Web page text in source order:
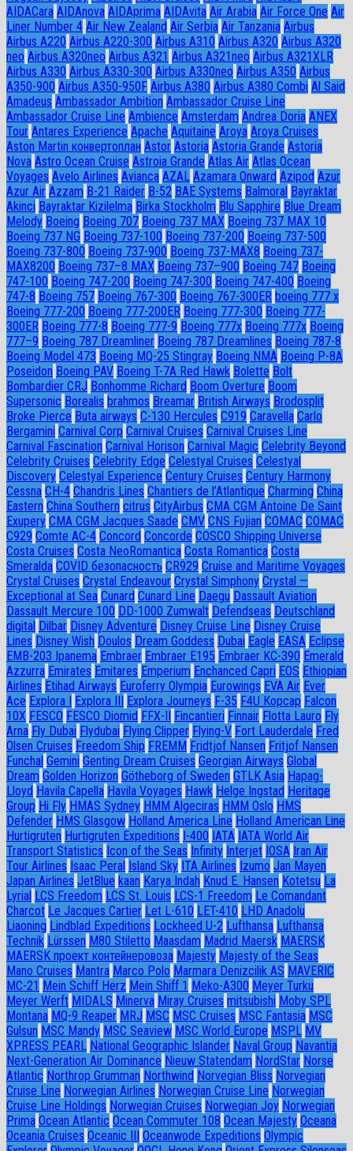
AIDACara AIDAnova AIDAprima AIDAvita Air Arabia Air Force One Air
Liner Number 4 Air New Zealand Air Serbia Air Tanzania Airbus
Airbus A220 Airbus A220-300 Airbus A310 Airbus A320 Airbus A320
neo Airbus A320neo Airbus A321 Airbus A321neo Airbus A321XLR
Airbus A330 Airbus A330-300 Airbus A330neo Airbus A350 Airbus
A350-900 Airbus A350-950F Airbus A380 Airbus A380 Combi Al Said
Amadeus Ambassador Ambition Ambassador Cruise Line
Ambassador Сruise Line Ambience Amsterdam Andrea Doria ANEX
Tour Antares Experience Apache Aquitaine Aroya Aroya Cruises
Aston Martin конвертоплан Astor Astoria Astoria Grande Astoria
Nova Astro Ocean Cruise Astroia Grande Atlas Air Atlas Ocean
Voyages Avelo Airlines Avianca AZAL Azamara Onward Azipod Azur
Azur Air Azzam B-21 Raider B-52 BAE Systems Balmoral Bayraktar
Akinci Bayraktar Kizilelma Birka Stockholm Blu Sapphire Blue Dream
Melody Boeing Boeing 707 Boeing 737 MAX Boeing 737 MAX 10
Boeing 737 NG Boeing 737-100 Boeing 737-200 Boeing 737-500
Boeing 737-800 Boeing 737-900 Boeing 737-MAX8 Boeing 737-
MAX8200 Boeing 737–8 MAX Boeing 737–900 Boeing 747 Boeing
747-100 Boeing 747-200 Boeing 747-300 Boeing 747-400 Boeing
747-8 Boeing 757 Boeing 767-300 Boeing 767-300ER boeing 777 x
Boeing 777-200 Boeing 777-200ER Boeing 777-300 Boeing 777-
300ER Boeing 777-8 Boeing 777-9 Boeing 777x Boeing 777х Boeing
777–9 Boeing 787 Dreamliner Boeing 787 Dreamlines Boeing 787-8
Boeing Model 473 Boeing MQ-25 Stingray Boeing NMA Boeing P-8A
Poseidon Boeing PAV Boeing T-7A Red Hawk Bolette Bolt
Bombardier CRJ Bonhomme Richard Boom Overture Boom
Supersonic Borealis brahmos Breamar British Airways Brodosplit
Broke Pierce Buta airways C-130 Hercules C919 Caravella Carlo
Bergamini Carnival Corp Carnival Cruises Carnival Cruises Line
Carnival Fascination Carnival Horison Carnival Magic Celebrity Beyond
Celebrity Cruises Celebrity Edge Celestyal Cruises Celestyal
Discovery Celestyal Experience Century Cruises Century Harmony
Cessna CH-4 Chandris Lines Chantiers de l’Atlantique Charming China
Eastern China Southern citrus CityAirbus CMA CGM Antoine De Saint
Exupery CMA CGM Jacques Saade CMV CNS Fujian COMAC COMAC
C929 Comte AC-4 Concord Concorde COSCO Shipping Universe
Costa Cruises Costa NeoRomantica Costa Romantica Costa
Smeralda COVID безопасность CR929 Cruise and Maritime Voyages
Crystal Cruises Crystal Endeavour Crystal Simphony Crystal —
Exceptional at Sea Cunard Cunard Line Daegu Dassault Aviation
Dassault Mercure 100 DD-1000 Zumwalt Defendseas Deutschland
digital Dilbar Disney Adventure Disney Cruise Line Disney Cruise
Lines Disney Wish Doulos Dream Goddess Dubai Eagle EASA Eclipse
EMB-203 Ipanema Embraer Embraer E195 Embraer KC-390 Emerald
Azzurra Emirates Emitares Emperium Enchanced Capri EOS Ethiopian
Airlines Etihad Airways Euroferry Olympia Eurowings EVA Air Ever
Ace Explora I Explora III Explora Journeys F-35 F4U Корсар Falcon
10X FESCO FESCO Diomid FFX-II Fincantieri Finnair Flotta Lauro Fly
Arna Fly Dubai Flydubai Flying Clipper Flying-V Fort Lauderdale Fred
Olsen Cruises Freedom Ship FREMM Fridtjof Nansen Fritjof Nansen
Funchal Gemini Genting Dream Cruises Georgian Airways Global
Dream Golden Horizon Götheborg of Sweden GTLK Asia Hapag-
Lloyd Havila Capella Havila Voyages Hawk Helge Ingstad Heritage
Group Hi Fly HMAS Sydney HMM Algeciras HMM Oslo HMS
Defender HMS Glasgow Holland America Line Holland American Line
Hurtigruten Hurtigruten Expeditions I-400 IATA IATA World Air
Transport Statistics Icon of the Seas Infinity Interjet IOSA Iran Air
Tour Airlines Isaac Peral Island Sky ITA Airlines Izumo Jan Mayen
Japan Airlines JetBlue kaan Karya Indah Knud E. Hansen Kotetsu La
Lyrial LCS Freedom LCS St. Louis LCS-1 Freedom Le Comandant
Charcot Le Jacques Cartier Let L-610 LET-410 LHD Anadolu
Liaoning Lindblad Expeditions Lockheed U-2 Lufthansa Lufthansa
Technik Lürssen M80 Stiletto Maasdam Madrid Maersk MAERSK
MAERSK проект контейнеровоза Majesty Majesty of the Seas
Mano Cruises Mantra Marco Polo Marmara Denizcilik AS MAVERIC
MC-21 Mein Schiff Herz Mein Shiff 1 Meko-A300 Meyer Turku
Meyer Werft MIDALS Minerva Miray Cruises mitsubishi Moby SPL
Montana MQ-9 Reaper MRJ MSC MSC Cruises MSC Fantasia MSC
Gulsun MSC Mandy MSC Seaview MSC World Europe MSPL MV
XPRESS PEARL National Geographic Islander Naval Group Navantia
Next-Generation Air Dominance Nieuw Statendam NordStar Norse
Atlantic Northrop Grumman Northwind Norvegian Bliss Norvegian
Cruise Line Norwegian Airlines Norwegian Cruise Line Norwegian
Cruise Line Holdings Norwegian Cruises Norwegian Joy Norwegian
Prima Ocean Atlantic Ocean Commuter 108 Ocean Majesty Oceana
Oceania Cruises Oceanic III Oceanwode Expeditions Olympic